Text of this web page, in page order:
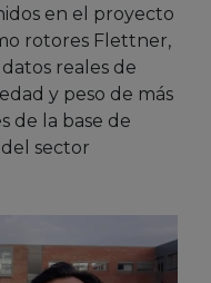
en el proyecto
rotores Flettner,
reales de
y peso de más
de la base de
sector